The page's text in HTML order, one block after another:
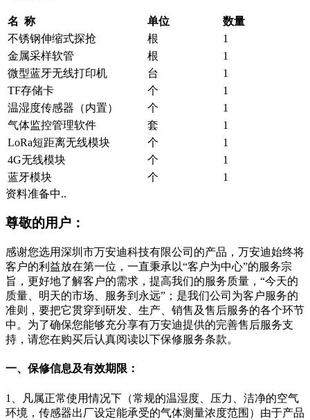
名 称 单位
数量
不锈钢伸缩式探抢
根
1
金属采样软管
根
1
微型蓝牙无线打印机
台
1
TF存储卡
个
1
温湿度传感器（内置）
个
1
气体监控管理软件
套
1
LoRa短距离无线模块
个
1
4G无线模块
个
1
蓝牙模块
个
1
资料准备中..
尊敬的用户：
感谢您选用深圳市万安迪科技有限公司的产品，万安迪始终将
客户的利益放在第一位，一直秉承以“客户为中心”的服务宗
旨，更好地了解客户的需求，提高我们的服务质量，“今天的
质量、明天的市场、服务到永远”；是我们公司为客户服务的
准则，要把它贯穿到研发、生产、销售及售后服务的各个环节
中。为了确保您能够充分享有万安迪提供的完善售后服务支
持，请您在购买后认真阅读以下保修服务条款。
一、保修信息及有效期限：
1、凡属正常使用情况下（常规的温湿度、压力、洁净的空气
环境，传感器出厂设定能承受的气体测量浓度范围）由于产品